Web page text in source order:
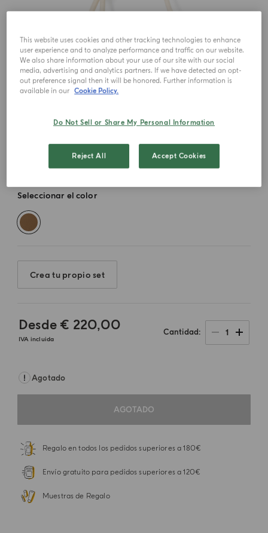
Seleccionar el color
Crea tu propio set
Desde € 220,00
IVA incluida
Cantidad 1
Agotado
AGOTADO
Regalo en todos los pedidos superiores a 180€
Envío gratuito para pedidos superiores a 120€
Muestras de Regalo
This website uses cookies and other tracking technologies to enhance
user experience and to analyze performance and traffic on our website.
We also share information about your use of our site with our social
media, advertising and analytics partners. If we have detected an opt-
out preference signal then it will be honored. Further information is
available in our Cookie Policy.
Do Not Sell or Share My Personal Information
Reject All Accept Cookies